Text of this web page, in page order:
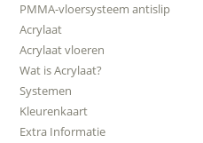
PMMA-vloersysteem antislip
Acrylaat
Acrylaat vloeren
Wat is Acrylaat?
Systemen
Kleurenkaart
Extra Informatie